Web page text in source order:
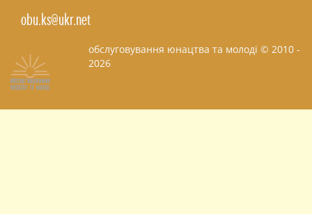
obu.ks@ukr.net
обслуговування юнацтва та молоді © 2010 -
2026